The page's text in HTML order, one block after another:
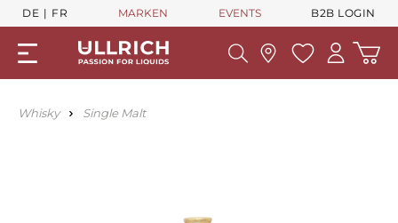
DE FR MARKEN EVENTS B2B LOGIN
Whisky Single Malt